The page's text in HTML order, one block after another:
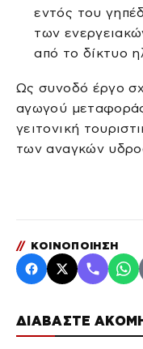
ΔΙΑΒΑΣΤΕ
εντός του
των
από το δίκτυο
Ως συνοδό έργο
αγωγού
γειτονική
των αναγκών
// ΚΟΙΝΟΠΟΙΗΣΗ